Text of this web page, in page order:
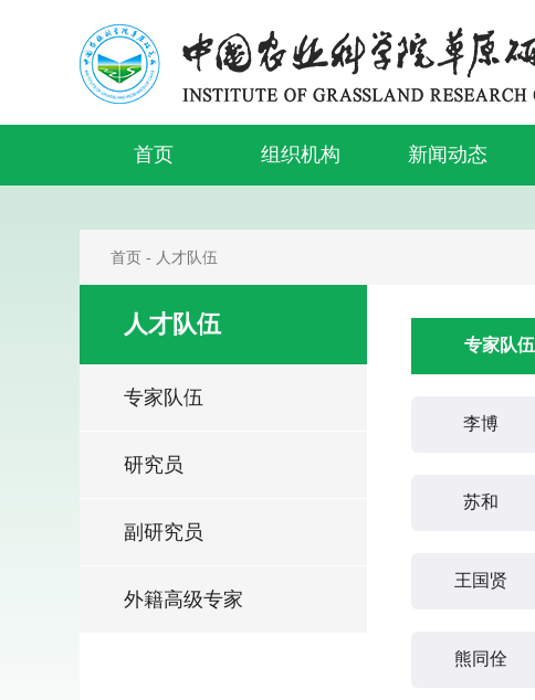
首页 组织机构 新闻动态
首页 - 人才队伍
人才队伍
专家队伍
研究员
副研究员
外籍高级专家
专家队伍
李博
苏和
王国贤
熊同佺